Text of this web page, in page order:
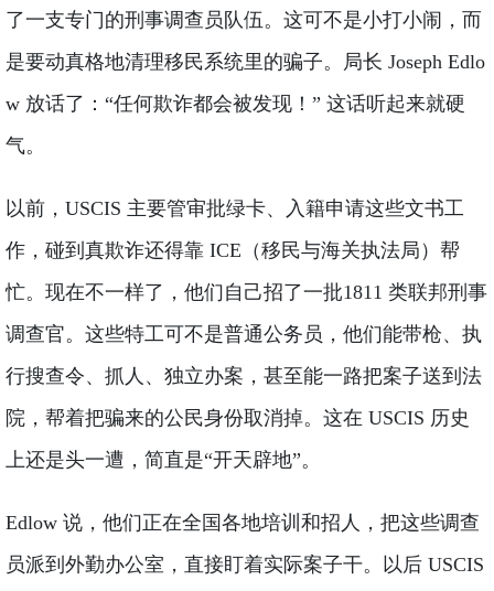
了一支专门的刑事调查员队伍。这可不是小打小闹，而
是要动真格地清理移民系统里的骗子。局长 Joseph Edlo
w 放话了：“任何欺诈都会被发现！” 这话听起来就硬
气。
以前，USCIS 主要管审批绿卡、入籍申请这些文书工
作，碰到真欺诈还得靠 ICE（移民与海关执法局）帮
忙。现在不一样了，他们自己招了一批1811 类联邦刑事
调查官。这些特工可不是普通公务员，他们能带枪、执
行搜查令、抓人、独立办案，甚至能一路把案子送到法
院，帮着把骗来的公民身份取消掉。这在 USCIS 历史
上还是头一遭，简直是“开天辟地”。
Edlow 说，他们正在全国各地培训和招人，把这些调查
员派到外勤办公室，直接盯着实际案子干。以后 USCIS